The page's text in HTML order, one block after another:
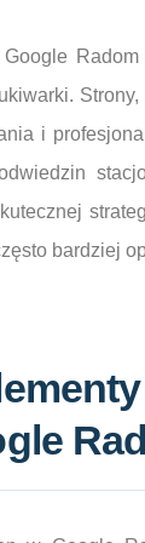
i
bardziej